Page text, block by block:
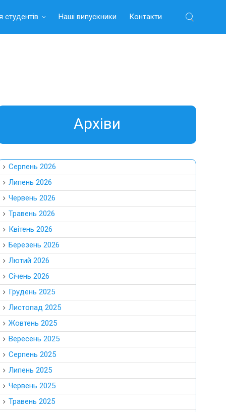
студентів Наші випускники Контакти
Aрхіви
Серпень 2026
Липень 2026
Червень 2026
Травень 2026
Квітень 2026
Березень 2026
Лютий 2026
Січень 2026
Грудень 2025
Листопад 2025
Жовтень 2025
Вересень 2025
Серпень 2025
Липень 2025
Червень 2025
Травень 2025